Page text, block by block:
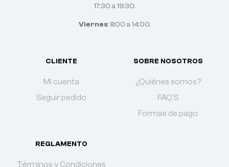
17:30 a 19:30.
Viernes: 8:00 a 14:00.
CLIENTE
Mi cuenta
Seguir pedido
SOBRE NOSOTROS
¿Quiénes somos?
FAQ'S
Formas de pago
REGLAMENTO
Términos y Condiciones